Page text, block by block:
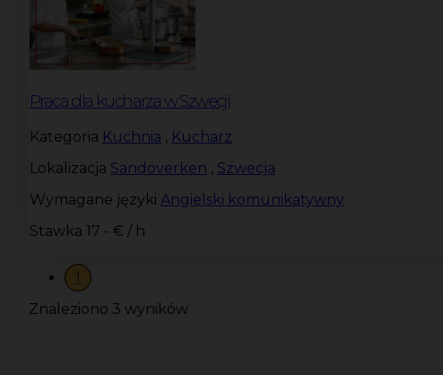
Praca dla kucharza w Szwecji
Kategoria Kuchnia , Kucharz
Lokalizacja Sandöverken , Szwecja
Wymagane języki Angielski komunikatywny
Stawka 17 - € / h
1
Znaleziono 3 wyników